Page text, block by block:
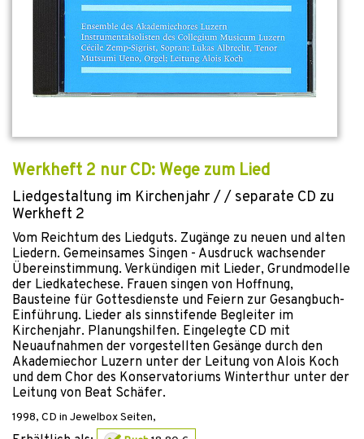
Werkheft 2 nur CD: Wege zum Lied
Liedgestaltung im Kirchenjahr / / separate CD zu
Werkheft 2
Vom Reichtum des Liedguts. Zugänge zu neuen und alten
Liedern. Gemeinsames Singen - Ausdruck wachsender
Übereinstimmung. Verkündigen mit Lieder, Grundmodelle
der Liedkatechese. Frauen singen von Hoffnung,
Bausteine für Gottesdienste und Feiern zur Gesangbuch-
Einführung. Lieder als sinnstifende Begleiter im
Kirchenjahr. Planungshilfen. Eingelegte CD mit
Neuaufnahmen der vorgestellten Gesänge durch den
Akademiechor Luzern unter der Leitung von Alois Koch
und dem Chor des Konservatoriums Winterthur unter der
Leitung von Beat Schäfer.
1998, CD in JewelboxSeiten,